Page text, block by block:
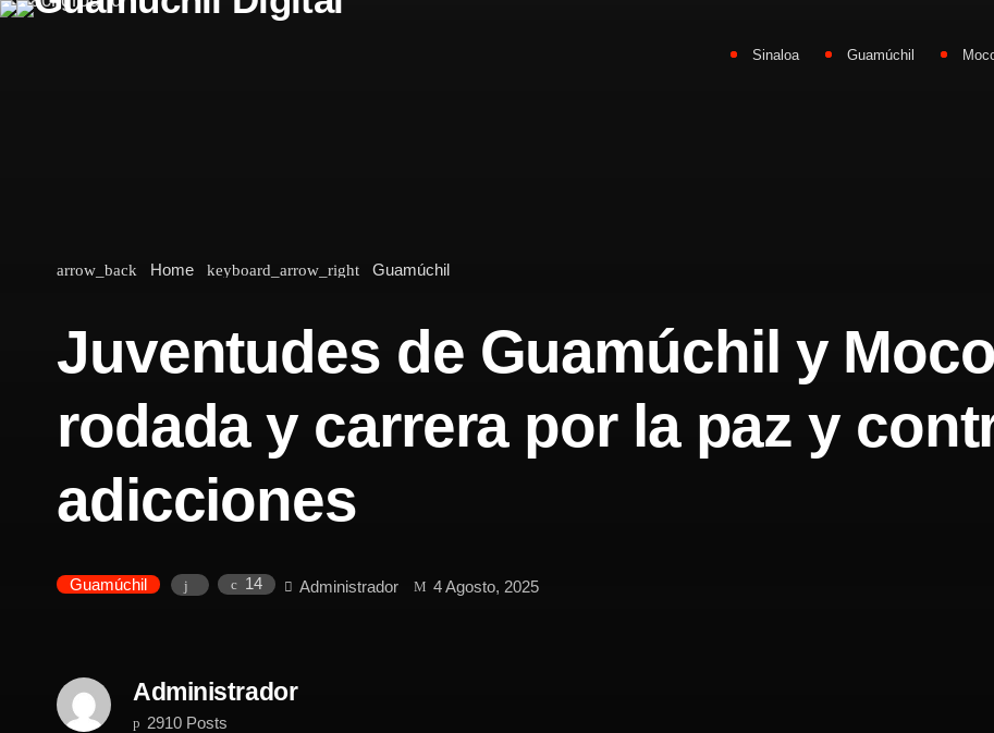
Sinaloa Guamúchil
arrow_back Home keyboard_arrow_right Guamúchil
Juventudes de Guamúchil y
rodada y carrera por la paz y
adicciones
Guamúchil 14 Administrador 4 Agosto, 2025
Administrador
2910 Posts